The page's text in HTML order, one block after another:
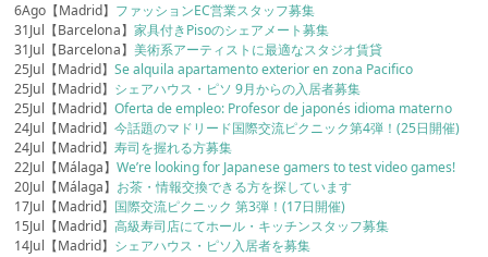
6Ago【Madrid】 ファッションEC営業スタッフ募集
31Jul【Barcelona】家具付きPisoのシェアメート募集
31Jul【Barcelona】美術系アーティストに最適なスタジオ賃貸
25Jul【Madrid】Se alquila apartamento exterior en zona Pacifico
25Jul【Madrid】 シェアハウス・ピソ 9月からの入居者募集
25Jul【Madrid】Oferta de empleo: Profesor de japonés idioma materno
24Jul【Madrid】今話題のマドリード国際交流ピクニック第4弾！(25日開催)
24Jul【Madrid】寿司を握れる方募集
22Jul【Málaga】We’re looking for Japanese gamers to test video games!
20Jul【Málaga】 お茶・情報交換できる方を探しています
17Jul【Madrid】 国際交流ピクニック 第3弾！(17日開催)
15Jul【Madrid】高級寿司店にてホール・キッチンスタッフ募集
14Jul【Madrid】 シェアハウス・ピソ入居者を募集